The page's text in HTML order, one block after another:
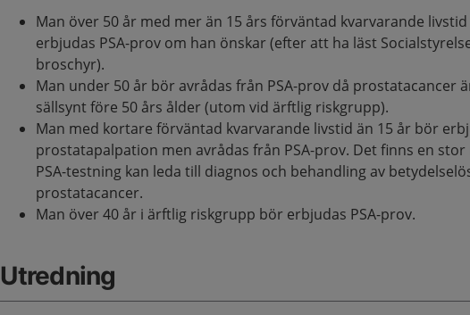
Man över 50 år med mer än 15 års förväntad kvarvarande
erbjudas PSA-prov om han önskar (efter att ha läst
broschyr).
Man under 50 år bör avrådas från PSA-prov då prostatacancer
sällsynt före 50 års ålder (utom vid ärftlig riskgrupp).
Man med kortare förväntad kvarvarande livstid än 15 år bör
prostatapalpation men avrådas från PSA-prov. Det finns en
PSA-testning kan leda till diagnos och behandling av
prostatacancer.
Man över 40 år i ärftlig riskgrupp bör erbjudas PSA-prov.
Utredning